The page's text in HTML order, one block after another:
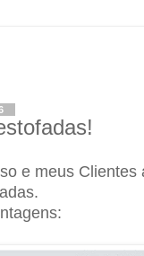
e meus Clientes